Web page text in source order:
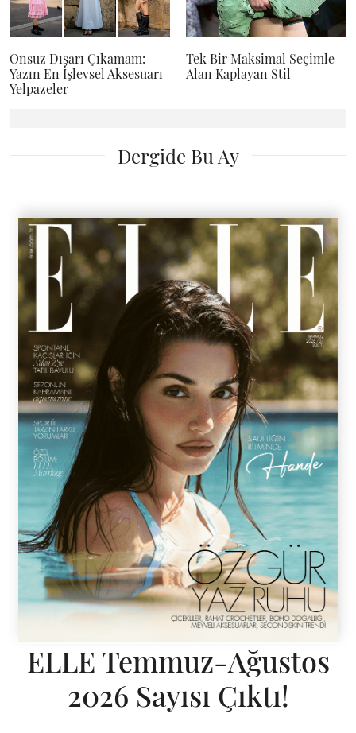
Onsuz Dışarı Çıkamam:
Yazın En İşlevsel Aksesuarı
Yelpazeler
Tek Bir Maksimal Seçimle
Alan Kaplayan Stil
Dergide Bu Ay
ELLE Temmuz-Ağustos
2026 Sayısı Çıktı!